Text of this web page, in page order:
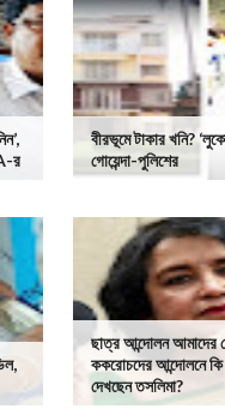
র
বীরভূমে টাকার খনি?
গোয়েন্দা-পুলিশের
ছাত্র আন্দোলন আমাদের
ককরোচদের আন্দোলনে কি
দেখছেন তসলিমা?